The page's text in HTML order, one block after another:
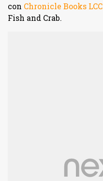
con Chronicle Books LCC
Fish and Crab.